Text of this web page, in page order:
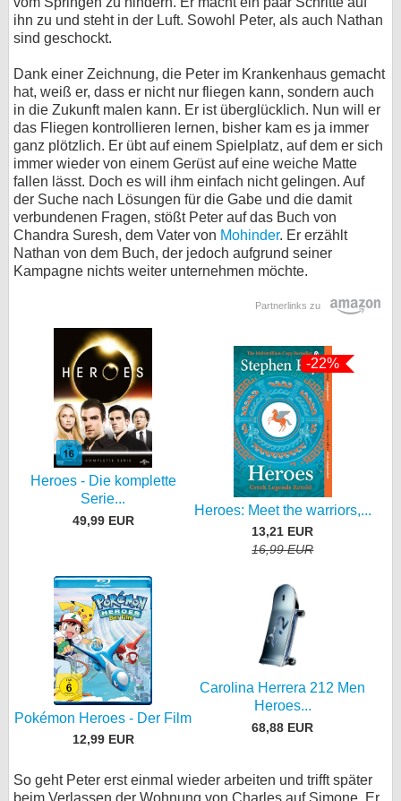
ihn zu und steht in der Luft. Sowohl Peter, als auch Nathan
sind geschockt.
Dank einer Zeichnung, die Peter im Krankenhaus gemacht
hat, weiß er, dass er nicht nur fliegen kann, sondern auch
in die Zukunft malen kann. Er ist überglücklich. Nun will er
das Fliegen kontrollieren lernen, bisher kam es ja immer
ganz plötzlich. Er übt auf einem Spielplatz, auf dem er sich
immer wieder von einem Gerüst auf eine weiche Matte
fallen lässt. Doch es will ihm einfach nicht gelingen. Auf
der Suche nach Lösungen für die Gabe und die damit
verbundenen Fragen, stößt Peter auf das Buch von
Chandra Suresh, dem Vater von Mohinder. Er erzählt
Nathan von dem Buch, der jedoch aufgrund seiner
Kampagne nichts weiter unternehmen möchte.
Partnerlinks zu
Heroes - Die komplette
Serie...
49,99 EUR
-22%
Heroes: Meet the warriors,...
13,21 EUR
16,99 EUR
Pokémon Heroes - Der Film
12,99 EUR
Carolina Herrera 212 Men
Heroes...
68,88 EUR
So geht Peter erst einmal wieder arbeiten und trifft später